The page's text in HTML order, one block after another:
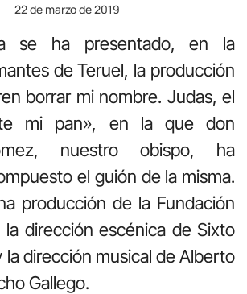
22 de marzo de 2019
se ha presentado, en la
de Teruel, la producción
borrar mi nombre. Judas, el
mi pan», en la que don
nuestro obispo, ha
el guión de la misma.
producción de la Fundación
dirección escénica de Sixto
la dirección musical de Alberto
Gallego.